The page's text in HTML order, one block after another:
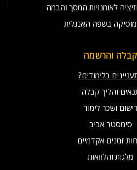
לאומנויות המסך והבמה
מוסיקה בשפה האנגלית
קבלה והרשמה
בלימודים?
והליך קבלה
רישום ושכר לימוד
סימסטר אביב
זמנים אקדמיים
מלגות והלוואות